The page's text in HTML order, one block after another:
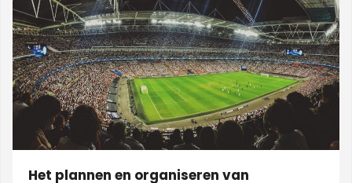
Het plannen en organiseren van